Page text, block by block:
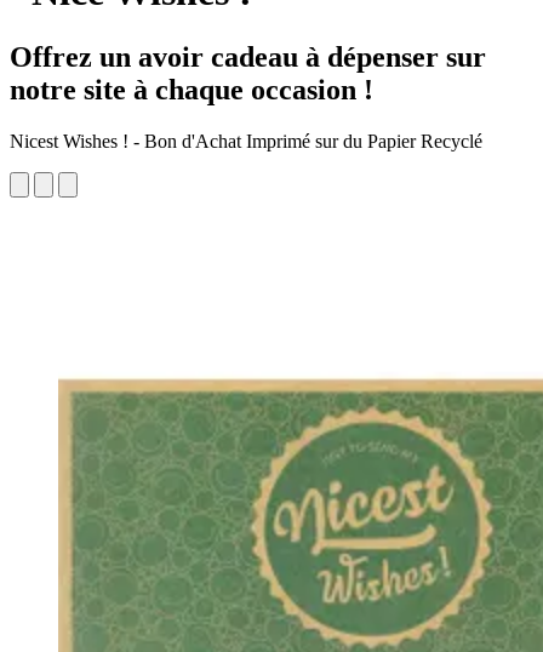
Offrez un avoir cadeau à dépenser sur
notre site à chaque occasion !
Nicest Wishes ! - Bon d'Achat Imprimé sur du Papier Recyclé